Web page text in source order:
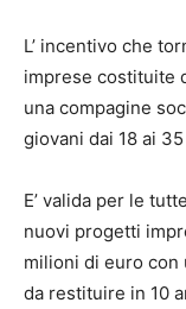
L’ incentivo che
imprese costituite
una compagine
giovani dai 18 ai
E’ valida per le
nuovi progetti
milioni di euro con
da restituire in 10